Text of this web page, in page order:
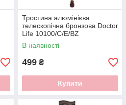
Тростина алюмінієва
телескопічна бронзова Doctor
Life 10100/C/E/BZ
В наявності
499 ₴
Купити